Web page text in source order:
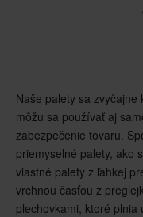
Naše palety sa
môžu sa používať aj
zabezpečenie tovaru.
priemyselné palety, ako
vlastné palety z ľahkej
vrchnou časťou z
plechovkami, ktoré plnia